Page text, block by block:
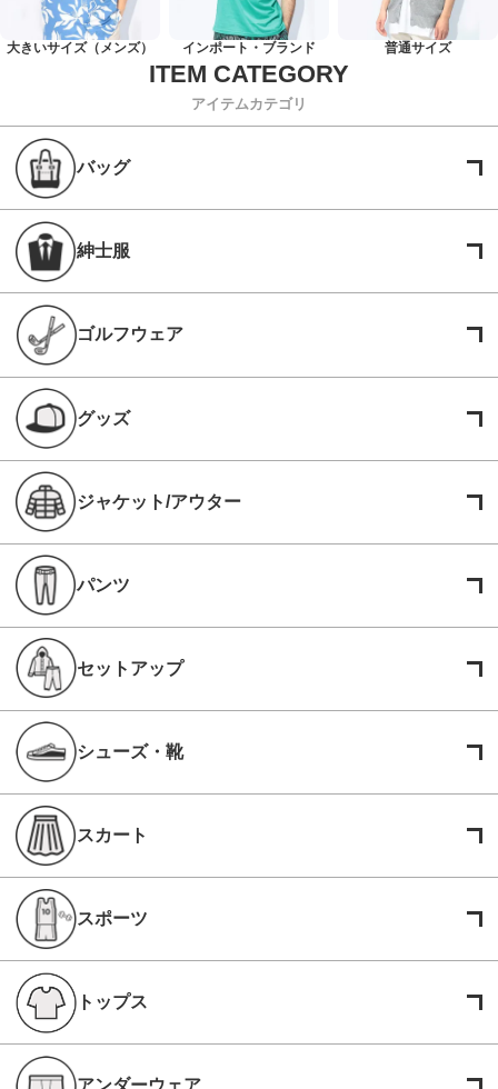
大きいサイズ（メンズ） インポート・ブランド 普通サイズ
アイテムカテゴリ
バッグ
紳士服
ゴルフウェア
グッズ
ジャケット/アウター
パンツ
セットアップ
シューズ・靴
スカート
スポーツ
トップス